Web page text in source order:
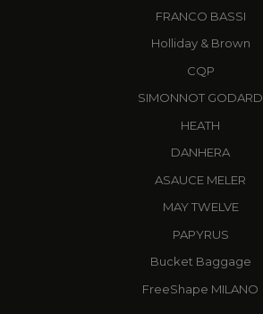
FRANCO BASSI
Holliday & Brown
CQP
SIMONNOT GODARD
HEATH
DANHERA
ASAUCE MELER
MAY TWELVE
PAPYRUS
Bucket Baggage
FreeShape MILANO